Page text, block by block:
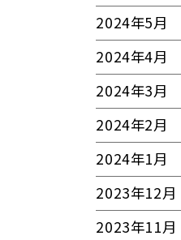
2024年5月
2024年4月
2024年3月
2024年2月
2024年1月
2023年12月
2023年11月